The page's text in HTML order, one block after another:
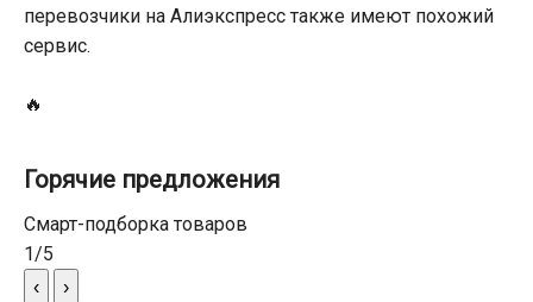
перевозчики на Алиэкспресс также имеют похожий
сервис.
🔥
Горячие предложения
Смарт-подборка товаров
1/5
‹
›